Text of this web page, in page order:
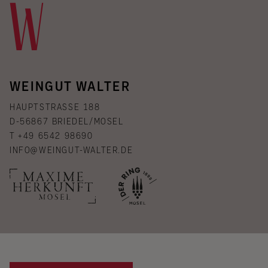
WEINGUT WALTER
HAUPTSTRASSE 188
D-56867 BRIEDEL/MOSEL
T +49 6542 98690
INFO@WEINGUT-WALTER.DE